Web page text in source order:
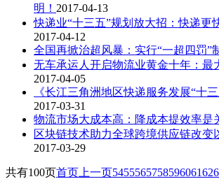
明！ 2017-04-13
快递业“十三五”规划放大招：快递更
2017-04-12
全国再掀治超风暴：实行“一超四罚”
无车承运人开启物流业黄金十年：最
2017-04-05
《长江三角洲地区快递服务发展“十
2017-03-31
物流市场大成本高：降成本提效率是
区块链技术助力全球跨境供应链改变
2017-03-29
共有100页首页 上一页545556575859606162